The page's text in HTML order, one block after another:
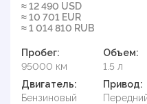
≈ 12 490 USD
≈ 10 701 EUR
≈ 1 014 810 RUB
Пробег:
95000 км
Объем:
1.5 л
Двигатель:
Бензиновый
Привод: